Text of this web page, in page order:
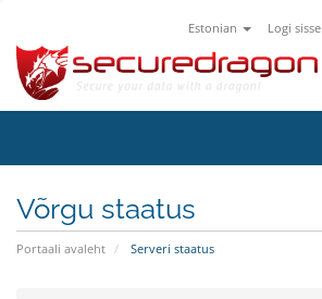
Estonian Logi sisse
Võrgu staatus
Portaali avaleht Serveri staatus